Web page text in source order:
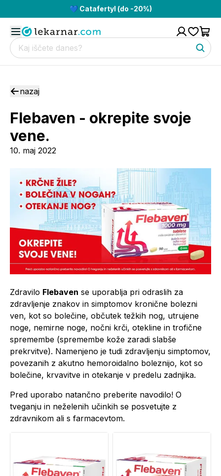
💙 Catafertyl (do -20%)
nazaj
Flebaven - okrepite svoje
vene.
10. maj 2022
Zdravilo Flebaven se uporablja pri odraslih za
zdravljenje znakov in simptomov kronične bolezni
ven, kot so bolečine, občutek težkih nog, utrujene
noge, nemirne noge, nočni krči, otekline in trofične
spremembe (spremembe kože zaradi slabše
prekrvitve). Namenjeno je tudi zdravljenju simptomov,
povezanih z akutno hemoroidalno boleznijo, kot so
bolečine, krvavitve in otekanje v predelu zadnjika.
Pred uporabo natančno preberite navodilo! O
tveganju in neželenih učinkih se posvetujte z
zdravnikom ali s farmacevtom.